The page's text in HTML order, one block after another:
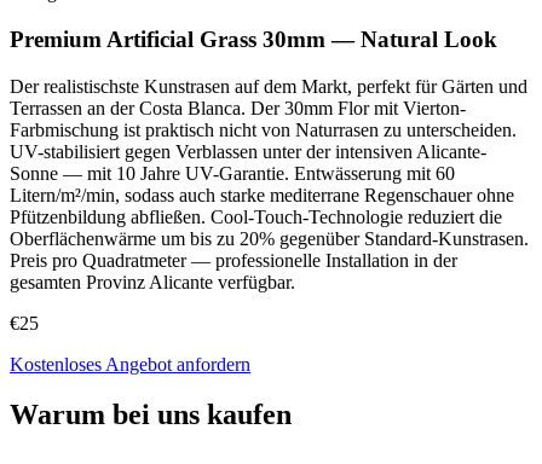
Premium Artificial Grass 30mm — Natural Look
Der realistischste Kunstrasen auf dem Markt, perfekt für Gärten und
Terrassen an der Costa Blanca. Der 30mm Flor mit Vierton-
Farbmischung ist praktisch nicht von Naturrasen zu unterscheiden.
UV-stabilisiert gegen Verblassen unter der intensiven Alicante-
Sonne — mit 10 Jahre UV-Garantie. Entwässerung mit 60
Litern/m²/min, sodass auch starke mediterrane Regenschauer ohne
Pfützenbildung abfließen. Cool-Touch-Technologie reduziert die
Oberflächenwärme um bis zu 20% gegenüber Standard-Kunstrasen.
Preis pro Quadratmeter — professionelle Installation in der
gesamten Provinz Alicante verfügbar.
€25
Kostenloses Angebot anfordern
Warum bei uns kaufen